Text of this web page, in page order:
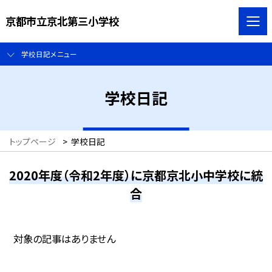
京都市立京北第三小学校
学校日記メニュー
学校日記
トップページ > 学校日記
2020年度（令和2年度）に京都京北小中学校に統
合
対象の記事はありません